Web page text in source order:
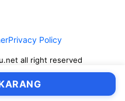
Privacy Policy
all right reserved